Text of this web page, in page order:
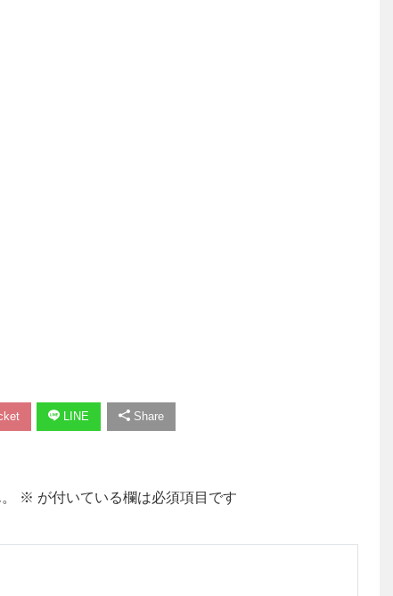
LINE Share
※ が付いている欄は必須項目です